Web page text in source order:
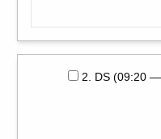
2. DS (09:20